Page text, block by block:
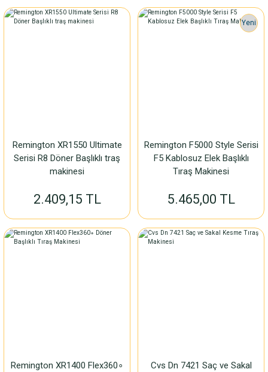
Remington XR1550 Ultimate
Serisi R8 Döner Başlıklı traş
makinesi
2.409,15 TL
Yeni
Remington F5000 Style Serisi
F5 Kablosuz Elek Başlıklı
Tıraş Makinesi
5.465,00 TL
Remington XR1400 Flex360∘
Cvs Dn 7421 Saç ve Sakal